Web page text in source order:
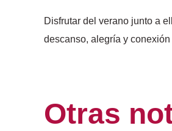
Disfrutar del verano junto a
descanso, alegría y
Otras